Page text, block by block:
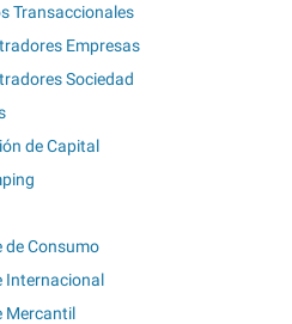
Transaccionales
Empresas
Sociedad
de Capital
Consumo
Internacional
Mercantil